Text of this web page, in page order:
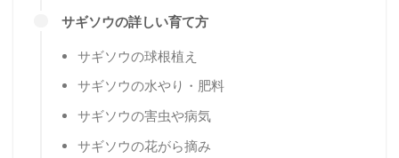
サギソウの詳しい育て方
サギソウの球根植え
サギソウの水やり・肥料
サギソウの害虫や病気
サギソウの花がら摘み